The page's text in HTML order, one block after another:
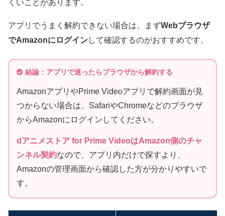
くいことがあります。
アプリでうまく解約できない場合は、まずWebブラウザ
でAmazonにログインして確認するのがおすすめです。
結論：アプリで迷ったらブラウザから解約する
AmazonアプリやPrime Videoアプリで解約画面が見
つからない場合は、SafariやChromeなどのブラウザ
からAmazonにログインしてください。
dアニメストア for Prime VideoはAmazon側のチャ
ンネル契約なので、アプリ内だけで探すより、
Amazonの管理画面から確認した方が分かりやすいで
す。